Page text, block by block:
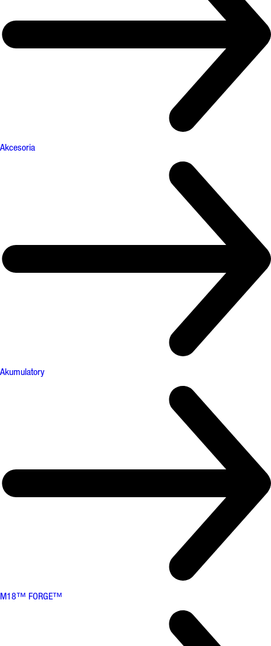
Akcesoria
Akumulatory
M18™ FORGE™